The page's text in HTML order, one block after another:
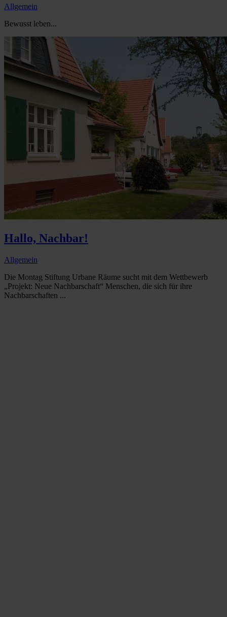
Allgemein
Bewusst leben...
Hallo, Nachbar!
Allgemein
Die Montag Stiftung Urbane Räume sucht mit dem Wettbewerb
„Projekt: Neue Nachbarschaft“ Menschen, die sich für ihre
Nachbarschaften ...